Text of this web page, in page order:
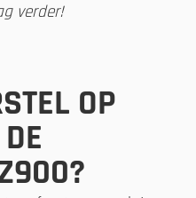
verder!
OP